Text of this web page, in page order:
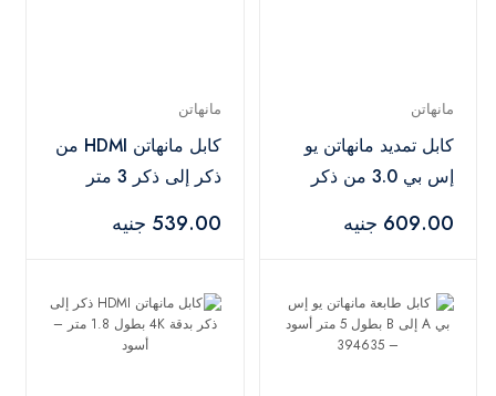
مانهاتن
كابل تمديد مانهاتن يو
إس بي 3.0 من ذكر
394659
609.00 جنيه
مانهاتن
كابل مانهاتن HDMI من
ذكر إلى ذكر 3 متر
539.00 جنيه